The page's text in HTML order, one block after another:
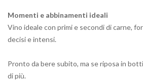
Momenti e abbinamenti ideali
Vino ideale con primi e secondi di carne,
decisi e intensi.
Pronto da bere subito, ma se riposa in
di più.